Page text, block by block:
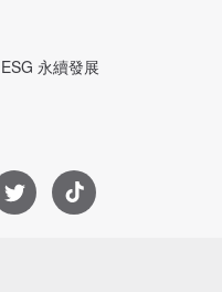
ESG 永續發展